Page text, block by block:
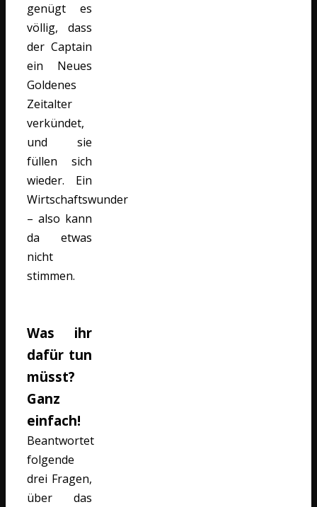
genügt es
völlig, dass
der Captain
ein Neues
Goldenes
Zeitalter
verkündet,
und sie
füllen sich
wieder. Ein
Wirtschaftswunder
– also kann
da etwas
nicht
stimmen.
Was ihr
dafür tun
müsst?
Ganz
einfach!
Beantwortet
folgende
drei Fragen,
über das